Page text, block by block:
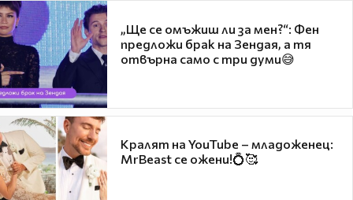
„Ще се омъжиш ли за мен?“: Фен
предложи брак на Зендая, а тя
отвърна само с три думи😅
Кралят на YouTube – младоженец:
MrBeast се ожени!💍🥰